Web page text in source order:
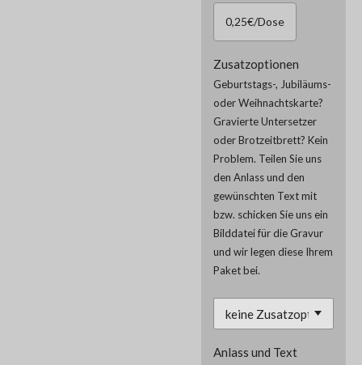
0,25€/Dose
Zusatzoptionen
Geburtstags-, Jubiläums-
oder Weihnachtskarte?
Gravierte Untersetzer
oder Brotzeitbrett? Kein
Problem. Teilen Sie uns
den Anlass und den
gewünschten Text mit
bzw. schicken Sie uns ein
Bilddatei für die Gravur
und wir legen diese Ihrem
Paket bei.
Anlass und Text